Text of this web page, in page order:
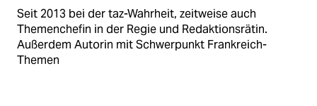
Seit 2013 bei der taz-Wahrheit, zeitweise auch
Themenchefin in der Regie und Redaktionsrätin.
Außerdem Autorin mit Schwerpunkt Frankreich-
Themen